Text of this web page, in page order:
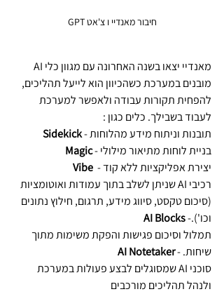
חיבור מאנדיי ו צ'אט GPT
מובנים במערכת כשהכיוון הוא לייעל תהליכים,
להפחית תקורות עבודה ולאפשר למערכת
לעבוד בשבילך. כלים כגון :
תובנות וניתוח מידע מהלוחות - Sidekick
בניית לוחות מתיאור מילולי - Magic
יצירת אפליקציות ללא קוד - Vibe
רכיבי AI שניתן לשלב בתוך עמודות ואוטומציות
(סיכום טקסט, סיווג מידע, תרגום, חילוץ נתונים
וכו').- AI Blocks
תמלול וסיכום פגישות והפקת משימות מתוך
שיחות. - AI Notetaker
סוכני AI שמסוגלים לבצע פעולות במערכת
ולנהל תהליכים מורכבים